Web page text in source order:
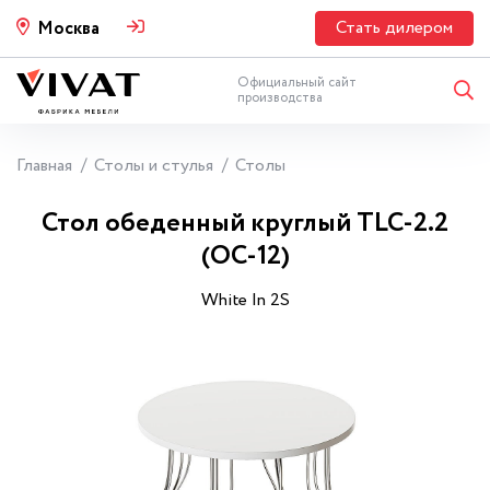
Москва Стать дилером
Официальный сайт
производства
Главная Столы и стулья Столы
Стол обеденный круглый TLC-2.2
(ОС-12)
White In 2S